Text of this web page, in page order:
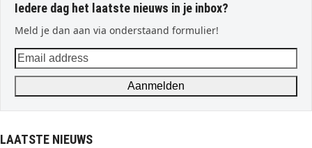
Iedere dag het laatste nieuws in je inbox?
Meld je dan aan via onderstaand formulier!
Email
address
Aanmelden
LAATSTE NIEUWS